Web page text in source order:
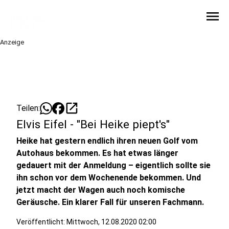
menu
Anzeige
Teilen: open_in_new
Elvis Eifel - "Bei Heike piept's"
Heike hat gestern endlich ihren neuen Golf vom
Autohaus bekommen. Es hat etwas länger
gedauert mit der Anmeldung – eigentlich sollte sie
ihn schon vor dem Wochenende bekommen. Und
jetzt macht der Wagen auch noch komische
Geräusche. Ein klarer Fall für unseren Fachmann.
Veröffentlicht: Mittwoch, 12.08.2020 02:00